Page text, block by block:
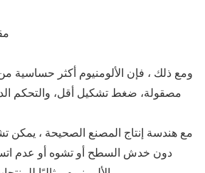
·
ومع ذلك ، فإن الألومنيوم أكثر حساسية
مصقولة، ضغط تشكيل أقل، والتحكم
مع هندسة إنتاج المصنع الصحيحة ، يمكن
دون خدش السطح أو تشوه أو عدم